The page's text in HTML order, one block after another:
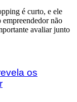
é curto, e ele
não
avaliar junto
os